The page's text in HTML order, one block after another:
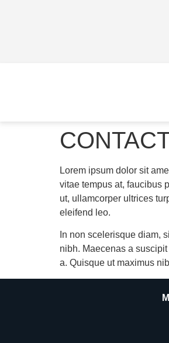
Lorem ipsum dolor sit
vitae tempus at, faucibus
ut, ullamcorper ultrices
eleifend leo.
In non scelerisque diam,
nibh. Maecenas a
a. Quisque ut maximus